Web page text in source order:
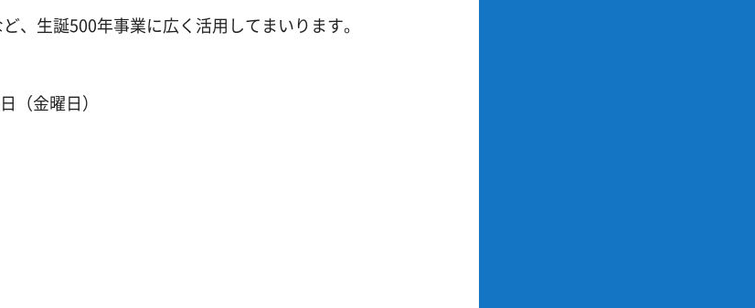
、生誕500年事業に広く活用してまいります。
（金曜日）